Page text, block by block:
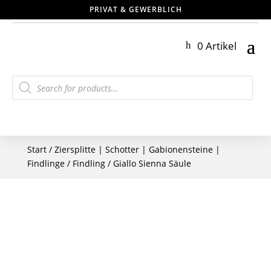
PRIVAT & GEWERBLICH
0 Artikel
Products
search
Start/ Ziersplitte | Schotter | Gabionensteine |
Findlinge/ Findling/ Giallo Sienna Säule